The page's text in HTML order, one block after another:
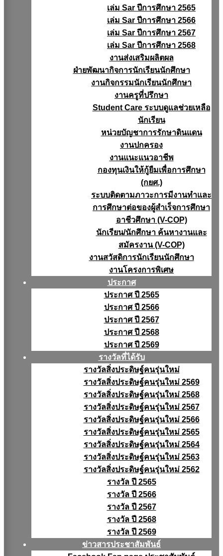
เล่ม Sar ปีการศึกษา 2565
เล่ม Sar ปีการศึกษา 2566
เล่ม Sar ปีการศึกษา 2567
เล่ม Sar ปีการศึกษา 2568
งานส่งเสริมผลิตผล
ฝ่ายพัฒนากิจการนักเรียนนักศึกษา
งานกิจกรรมนักเรียนนักศึกษา
งานครูที่ปรึกษา
Student Care ระบบดูแลช่วยเหลือ
นักเรียน
หน่วยบัญชาการรักษาดินแดน
งานปกครอง
งานแนะแนวอาชีพ
กองทุนเงินให้กู้ยืมเพื่อการศึกษา
(กยศ.)
ระบบติดตามภาวะการมีงานทำและ
การศึกษาต่อของผู้สำเร็จการศึกษา
อาชีวศึกษา (V-COP)
นักเรียน/นักศึกษา ค้นหางานและ
สมัครงาน (V-COP)
งานสวัสดิการนักเรียนนักศึกษา
งานโครงการพิเศษ
ประกาศ
ประกาศ ปี 2565
ประกาศ ปี 2566
ประกาศ ปี 2567
ประกาศ ปี 2568
ประกาศ ปี 2569
รางวัลที่ได้รับ
รางวัลสิ่งประดิษฐ์คนรุ่นใหม่
รางวัลสิ่งประดิษฐ์คนรุ่นใหม่ 2569
รางวัลสิ่งประดิษฐ์คนรุ่นใหม่ 2568
รางวัลสิ่งประดิษฐ์คนรุ่นใหม่ 2567
รางวัลสิ่งประดิษฐ์คนรุ่นใหม่ 2566
รางวัลสิ่งประดิษฐ์คนรุ่นใหม่ 2565
รางวัลสิ่งประดิษฐ์คนรุ่นใหม่ 2564
รางวัลสิ่งประดิษฐ์คนรุ่นใหม่ 2563
รางวัลสิ่งประดิษฐ์คนรุ่นใหม่ 2562
รางวัล ปี 2565
รางวัล ปี 2566
รางวัล ปี 2567
รางวัล ปี 2568
รางวัล ปี 2569
ข่าวสารประชาสัมพันธ์